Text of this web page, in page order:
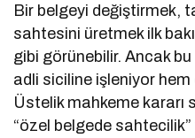
Bir belgeyi değiştirmek,
sahtesini üretmek ilk
gibi görünebilir. Ancak
adli siciline işleniyor hem
Üstelik mahkeme kararı
“özel belgede sahtecilik”